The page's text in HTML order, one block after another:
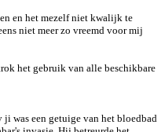
en het mezelf niet kwalijk te
niet meer zo vreemd voor mij
het gebruik van alle beschikbare
was een getuige van het bloedbad